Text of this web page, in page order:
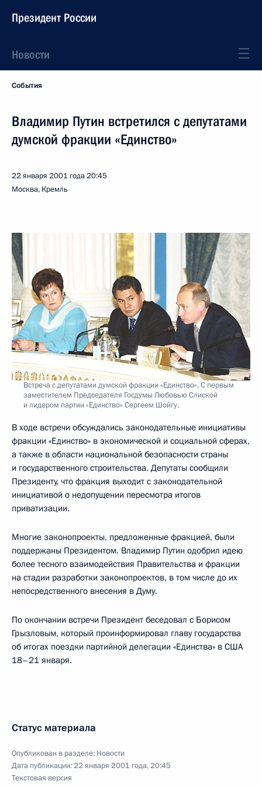
Президент России
Новости
События
Владимир Путин встретился с депутатами
думской фракции «Единство»
22 января 2001 года20:45
Москва, Кремль
Встреча с депутатами думской фракции «Единство». С первым
заместителем Председателя Госдумы Любовью Слиской
и лидером партии «Единство» Сергеем Шойгу.
В ходе встречи обсуждались законодательные инициативы
фракции «Единство» в экономической и социальной сферах,
а также в области национальной безопасности страны
и государственного строительства. Депутаты сообщили
Президенту, что фракция выходит с законодательной
инициативой о недопущении пересмотра итогов
приватизации.
Многие законопроекты, предложенные фракцией, были
поддержаны Президентом. Владимир Путин одобрил идею
более тесного взаимодействия Правительства и фракции
на стадии разработки законопроектов, в том числе до их
непосредственного внесения в Думу.
По окончании встречи Президент беседовал с Борисом
Грызловым, который проинформировал главу государства
об итогах поездки партийной делегации «Единства» в США
18–21 января.
Статус материала
Опубликован в разделе: Новости
Дата публикации:22 января 2001 года, 20:45
Текстовая версия